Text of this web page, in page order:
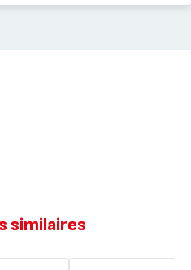
similaires